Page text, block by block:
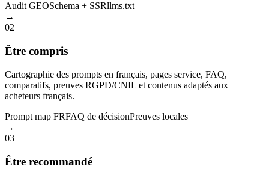
Audit GEOSchema + SSRllms.txt
→
02
Être compris
Cartographie des prompts en français, pages service, FAQ,
comparatifs, preuves RGPD/CNIL et contenus adaptés aux
acheteurs français.
Prompt map FRFAQ de décisionPreuves locales
→
03
Être recommandé